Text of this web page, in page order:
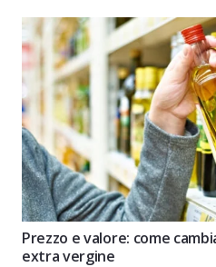
Prezzo e valore: come
extra vergine